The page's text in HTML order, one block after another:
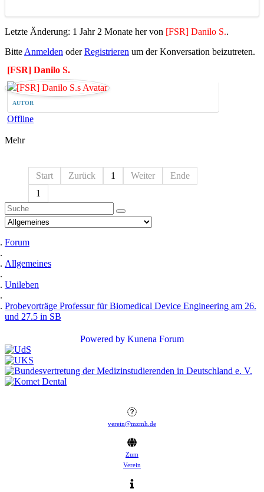
Letzte Änderung: 1 Jahr 2 Monate her von [FSR] Danilo S..
Bitte Anmelden oderRegistrieren um der Konversation beizutreten.
[FSR] Danilo S.
AUTOR
Offline
Mehr
Start Zurück 1 Weiter
Ende
1
Forum
Allgemeines
Unileben
Probevorträge Professur für Biomedical Device Engineering am 26.
und 27.5 in SB
Powered by Kunena Forum
verein@mzmh.de
Zum
Verein